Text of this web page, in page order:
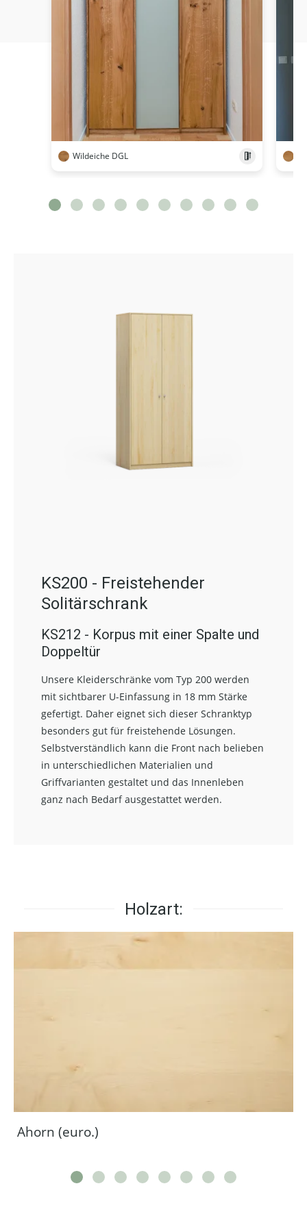
Wildeiche DGL
KS200 - Freistehender
Solitärschrank
KS212 - Korpus mit einer Spalte und
Doppeltür
Unsere Kleiderschränke vom Typ 200 werden
mit sichtbarer U-Einfassung in 18 mm Stärke
gefertigt. Daher eignet sich dieser Schranktyp
besonders gut für freistehende Lösungen.
Selbstverständlich kann die Front nach belieben
in unterschiedlichen Materialien und
Griffvarianten gestaltet und das Innenleben
ganz nach Bedarf ausgestattet werden.
Holzart:
Ahorn (euro.)